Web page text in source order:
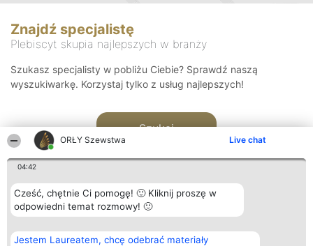
ORŁY Szewstwa Live chat
04:42
Cześć, chętnie Ci pomogę! 🙂 Kliknij proszę w
odpowiedni temat rozmowy! 🙂
Jestem Laureatem, chcę odebrać materiały
Znajdź specjalistę
Plebiscyt skupia najlepszych w branży
Szukasz specjalisty w pobliżu Ciebie? Sprawdź naszą
wyszukiwarkę. Korzystaj tylko z usług najlepszych!
Szukaj
Organizator plebiscytu
Bright Side Solutions sp. z o.
Plebiscyt
Laureaci
Kontakt
Kontakt